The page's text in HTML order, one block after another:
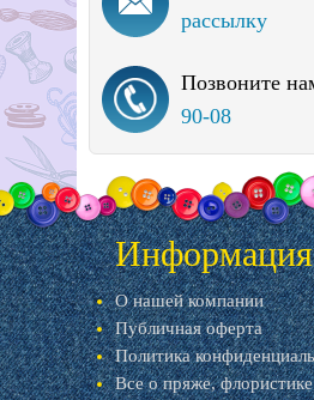
рассылку
Позвоните
90-08
Информация
О нашей компании
Публичная оферта
Политика
Все о пряже,